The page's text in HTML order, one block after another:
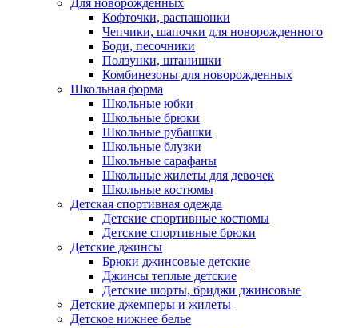
Для новорожденных
Кофточки, распашонки
Чепчики, шапочки для новорожденного
Боди, песочники
Ползунки, штанишки
Комбинезоны для новорожденных
Школьная форма
Школьные юбки
Школьные брюки
Школьные рубашки
Школьные блузки
Школьные сарафаны
Школьные жилеты для девочек
Школьные костюмы
Детская спортивная одежда
Детские спортивные костюмы
Детские спортивные брюки
Детские джинсы
Брюки джинсовые детские
Джинсы теплые детские
Детские шорты, бриджи джинсовые
Детские джемперы и жилеты
Детское нижнее белье